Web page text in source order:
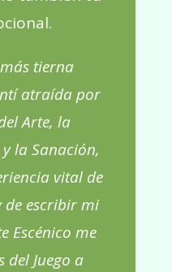
tierna
atraída por
Arte, la
la Sanación,
vital de
de escribir mi
Escénico me
del Juego a